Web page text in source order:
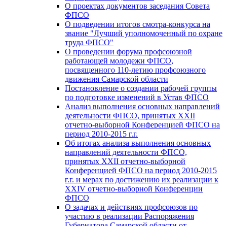
О проектах документов заседания Совета
ФПСО
О подведении итогов смотра-конкурса на
звание "Лучший уполномоченный по охране
труда ФПСО"
О проведении форума профсоюзной
работающей молодежи ФПСО,
посвященного 110-летию профсоюзного
движения Самарской области
Постановление о создании рабочей группы
по подготовке изменений в Устав ФПСО
Анализ выполнения основных направлений
деятельности ФПСО, принятых XXII
отчетно-выборной Конференцией ФПСО на
период 2010-2015 г.г.
Об итогах анализа выполнения основных
направлений деятельности ФПСО,
принятых XXII отчетно-выборной
Конференцией ФПСО на период 2010-2015
г.г. и мерах по достижению их реализации к
XXIV отчетно-выборной Конференции
ФПСО
О задачах и действиях профсоюзов по
участию в реализации Распоряжения